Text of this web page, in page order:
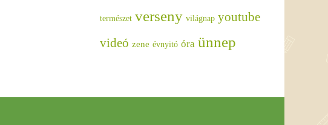
természet verseny világnap youtube
videó zene évnyitó óra ünnep